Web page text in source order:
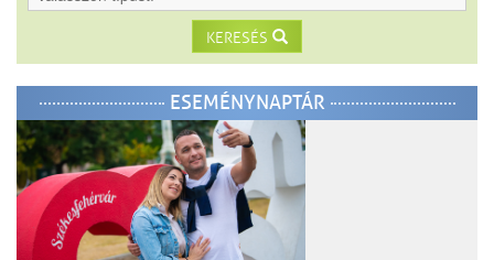
KERESÉS
ESEMÉNYNAPTÁR